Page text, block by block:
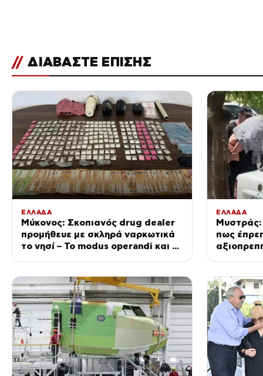
// ΔΙΑΒΑΣΤΕ ΕΠΙΣΗΣ
ΕΛΛΑΔΑ
Μύκονος: Σκοπιανός drug dealer
προμήθευε με σκληρά ναρκωτικά
το νησί – Το modus operandi και η
ΕΛΛΑΔΑ
Μυστράς:
πως